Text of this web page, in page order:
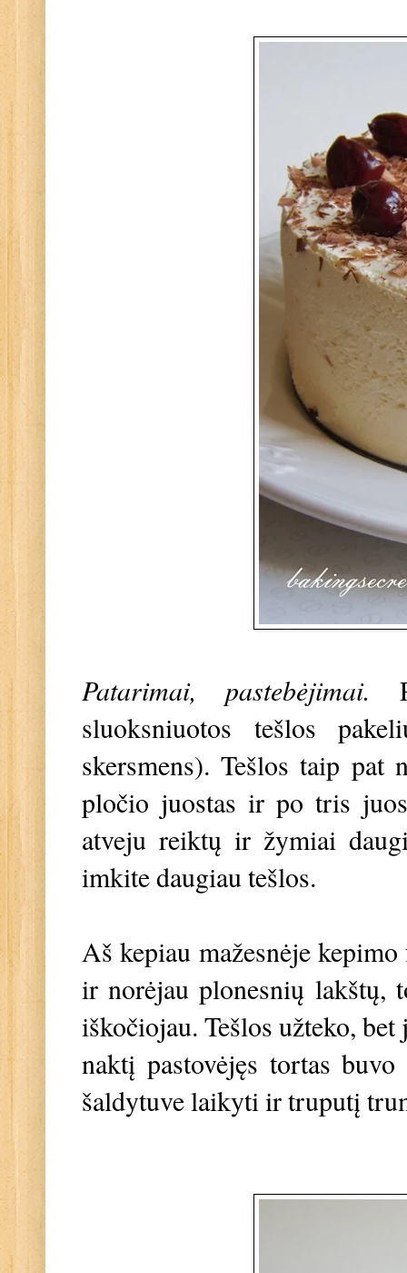
Patarimai, pastebėjimai.
sluoksniuotos tešlos
skersmens). Tešlos taip
pločio juostas ir po tris
atveju reiktų ir žymiai
imkite daugiau tešlos.
Aš kepiau mažesnėje
ir norėjau plonesnių lakštų,
iškočiojau. Tešlos užteko,
naktį pastovėjęs tortas
šaldytuve laikyti ir truputį